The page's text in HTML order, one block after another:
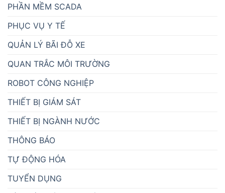
PHẦN MỀM SCADA
PHỤC VỤ Y TẾ
QUẢN LÝ BÃI ĐỖ XE
QUAN TRẮC MÔI TRƯỜNG
ROBOT CÔNG NGHIỆP
THIẾT BỊ GIÁM SÁT
THIẾT BỊ NGÀNH NƯỚC
THÔNG BÁO
TỰ ĐỘNG HÓA
TUYỂN DỤNG